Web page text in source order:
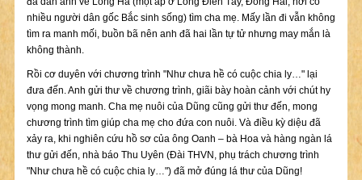
nhiều người dân gốc Bắc sinh sống) tìm cha mẹ. Mấy lần đi vẫn không
tìm ra manh mối, buồn bã nên anh đã hai lần tự tử nhưng may mắn là
không thành.
Rồi cơ duyên với chương trình "Như chưa hề có cuộc chia ly…" lại
đưa đến. Anh gửi thư về chương trình, giãi bày hoàn cảnh với chút hy
vọng mong manh. Cha mẹ nuôi của Dũng cũng gửi thư đến, mong
chương trình tìm giúp cha mẹ cho đứa con nuôi. Và điều kỳ diệu đã
xảy ra, khi nghiên cứu hồ sơ của ông Oanh – bà Hoa và hàng ngàn lá
thư gửi đến, nhà báo Thu Uyên (Đài THVN, phụ trách chương trình
"Như chưa hề có cuộc chia ly…") đã mở đúng lá thư của Dũng!